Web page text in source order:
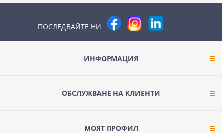
ПОСЛЕДВАЙТЕ НИ
ИНФОРМАЦИЯ
ОБСЛУЖВАНЕ НА КЛИЕНТИ
МОЯТ ПРОФИЛ